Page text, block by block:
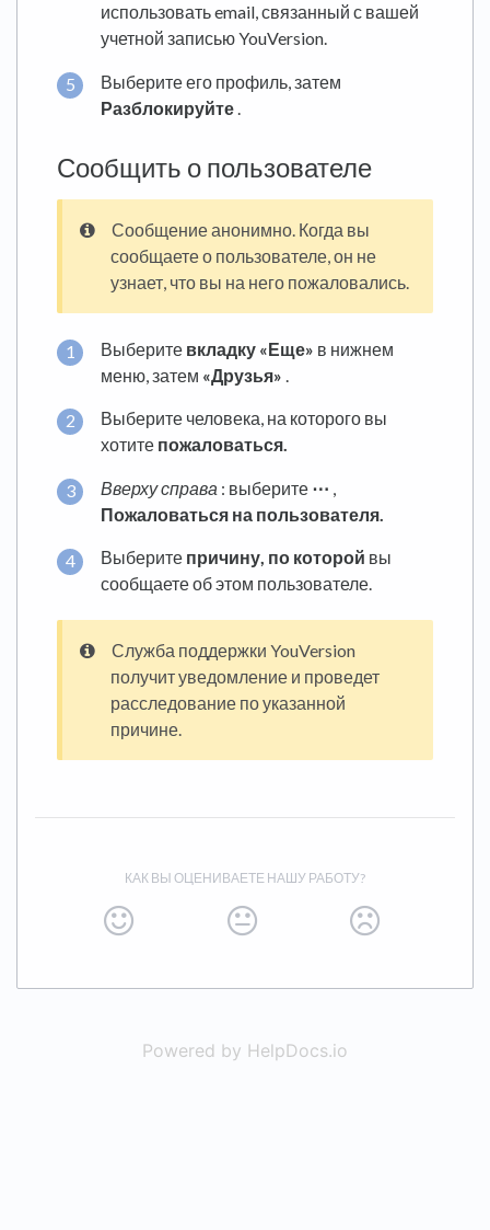
использовать email, связанный с вашей
учетной записью YouVersion.
Выберите его профиль, затем
Разблокируйте.
Сообщить о пользователе
Сообщение анонимно. Когда вы
сообщаете о пользователе, он не
узнает, что вы на него пожаловались.
Выберите вкладку «Еще» в нижнем
меню, затем «Друзья»
Выберите человека, на которого вы
хотите пожаловаться.
Вверху справа : выберите ⋯
Пожаловаться на пользователя.
Выберите причину, по которой вы
сообщаете об этом пользователе.
Служба поддержки YouVersion
получит уведомление и проведет
расследование по указанной
причине.
КАК ВЫ ОЦЕНИВАЕТЕ НАШУ РАБОТУ?
Powered by HelpDocs.io